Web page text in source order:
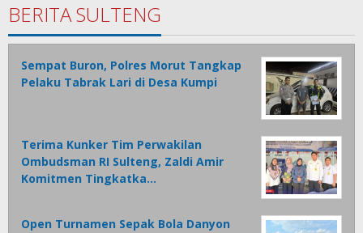
BERITA SULTENG
Sempat Buron, Polres Morut Tangkap
Pelaku Tabrak Lari di Desa Kumpi
Terima Kunker Tim Perwakilan
Ombudsman RI Sulteng, Zaldi Amir
Komitmen Tingkatka…
Open Turnamen Sepak Bola Danyon